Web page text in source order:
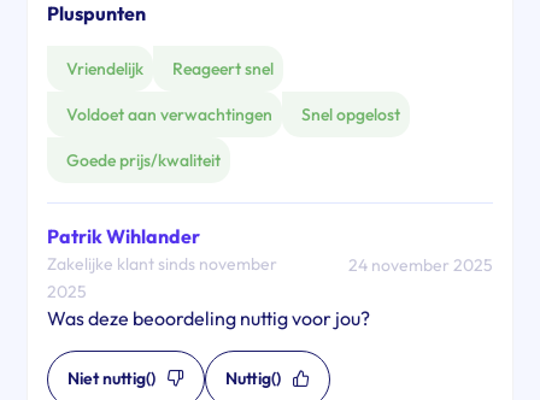
Pluspunten
Vriendelijk Reageert snel
Voldoet aan verwachtingen Snel opgelost
Goede prijs/kwaliteit
Patrik Wihlander
Zakelijke klant sinds november
2025
24 november 2025
Was deze beoordeling nuttig voor jou?
Niet nuttig() Nuttig()